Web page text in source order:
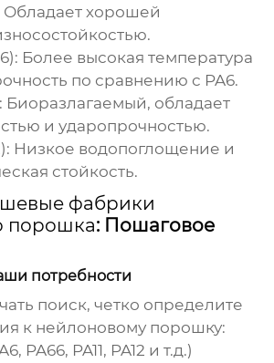
Обладает хорошей
Более высокая температура
по сравнению с PA6.
Биоразлагаемый, обладает
и ударопрочностью.
Низкое водопоглощение и
стойкость.
фабрики
порошка: Пошаговое
потребности
поиск, четко определите
к нейлоновому порошку:
PA66, PA11, PA12 и т.д.)